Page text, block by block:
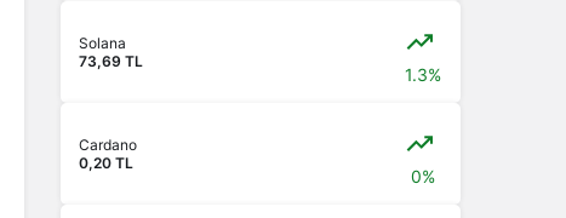
Solana
73,69 TL
1.3%
Cardano
0,20 TL
0%